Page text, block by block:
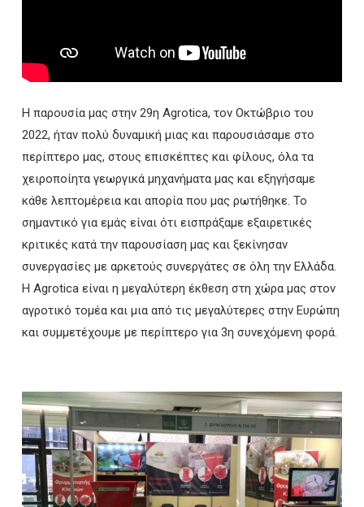
Η παρουσία μας στην 29η Agrotica, τον Οκτώβριο του
2022, ήταν πολύ δυναμική μιας και παρουσιάσαμε στο
περίπτερο μας, στους επισκέπτες και φίλους, όλα τα
χειροποίητα γεωργικά μηχανήματα μας και εξηγήσαμε
κάθε λεπτομέρεια και απορία που μας ρωτήθηκε. Το
σημαντικό για εμάς είναι ότι εισπράξαμε εξαιρετικές
κριτικές κατά την παρουσίαση μας και ξεκίνησαν
συνεργασίες με αρκετούς συνεργάτες σε όλη την Ελλάδα.
Η Agrotica είναι η μεγαλύτερη έκθεση στη χώρα μας στον
αγροτικό τομέα και μια από τις μεγαλύτερες στην Ευρώπη
και συμμετέχουμε με περίπτερο για 3η συνεχόμενη φορά.